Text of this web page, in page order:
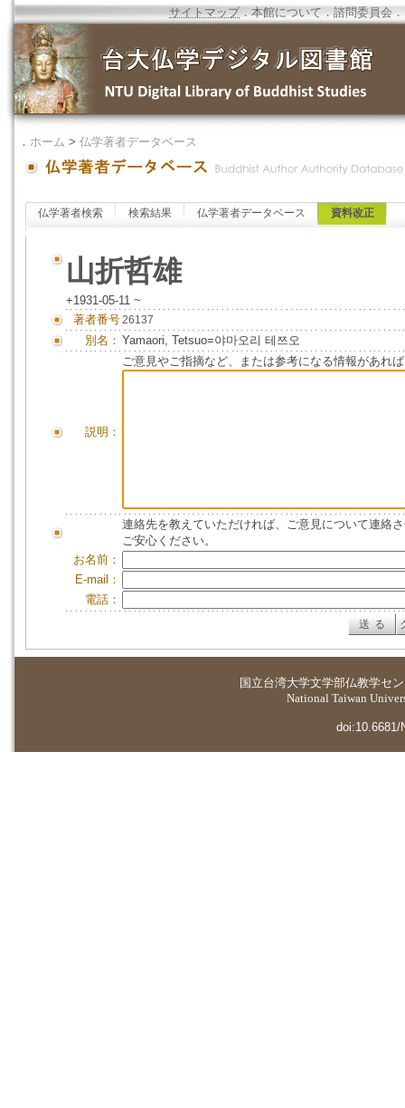
サイトマップ．本館について ．諮問委員会 ．
． ホーム > 仏学著者データベース
仏学著者検索 検索結果 仏学著者データベース 資料改正
山折哲雄
+1931-05-11 ~
著者番号26137
別名： Yamaori, Tetsuo=야마오리 테쯔오
説明：
ご意見やご指摘など、または参考になる情報があれ
連絡先を教えていただければ、ご意見について連絡
ご安心ください。
お名前：
E-mail：
電話：
国立台湾大学文学部仏教学セ
National Taiwan
doi:10.6681/